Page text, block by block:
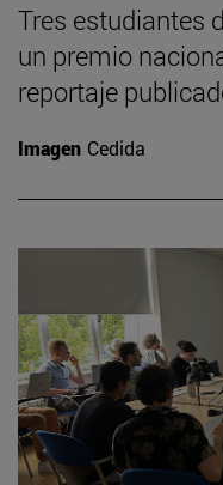
Tres estudiantes
un premio
reportaje
Imagen Cedida